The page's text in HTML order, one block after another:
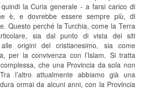
la Curia generale - a farsi carico di
è, e dovrebbe essere sempre più, di
Questo perché la Turchia, come la Terra
sia dal punto di vista dei siti
origini del cristianesimo, sia come
per la convivenza con l’Islam. Si tratta
che una Provincia da sola non
l’altro attualmente abbiamo già una
ormai da alcuni anni, con la Provincia